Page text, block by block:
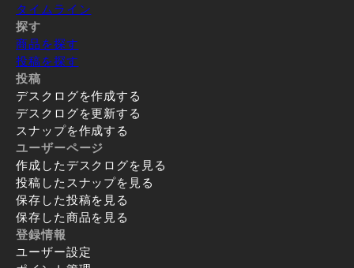
タイムライン
探す
商品を探す
投稿を探す
投稿
デスクログを作成する
デスクログを更新する
スナップを作成する
ユーザーページ
作成したデスクログを見る
投稿したスナップを見る
保存した投稿を見る
保存した商品を見る
登録情報
ユーザー設定